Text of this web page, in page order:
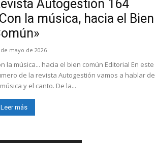
Autogestión 164
la música, hacia el Bien
mayo de 2026
la música... hacia el bien común Editorial En este
de la revista Autogestión vamos a hablar de
y el canto. De la...
Leer más